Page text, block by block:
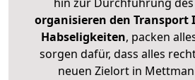
organisieren den Transport
Habseligkeiten, packen
sorgen dafür, dass alles
neuen Zielort in